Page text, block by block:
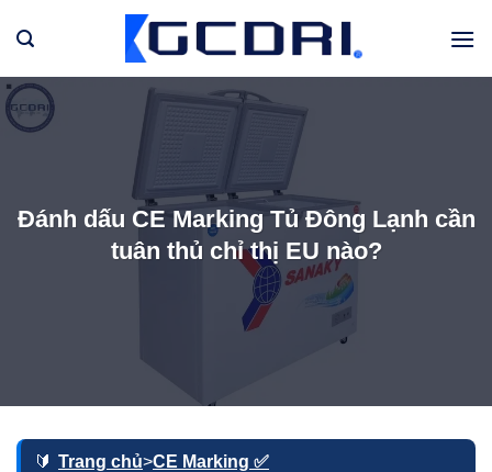
qua
dung
Đánh dấu CE Marking Tủ Đông Lạnh cần
tuân thủ chỉ thị EU nào?
Trang chủ>CE Marking ✅